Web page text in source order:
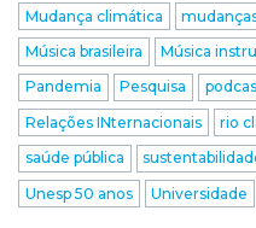
Mudança climática
Música brasileira
Música
Pandemia
Pesquisa
Relações INternacionais
rio
saúde pública
Unesp 50 anos
Universidade